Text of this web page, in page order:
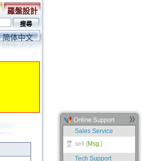
羅盤設計
简体中文